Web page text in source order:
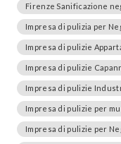
Firenze Sanificazione
Impresa di pulizia per
Impresa di pulizie
Impresa di pulizie
Impresa di pulizie
Impresa di pulizie per
Impresa di pulizie per